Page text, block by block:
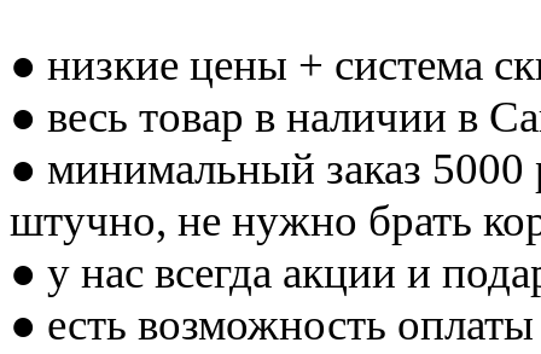
● низкие цены + система
● весь товар в наличии в
● минимальный заказ
штучно, не нужно брать
● у нас всегда акции и
● есть возможность